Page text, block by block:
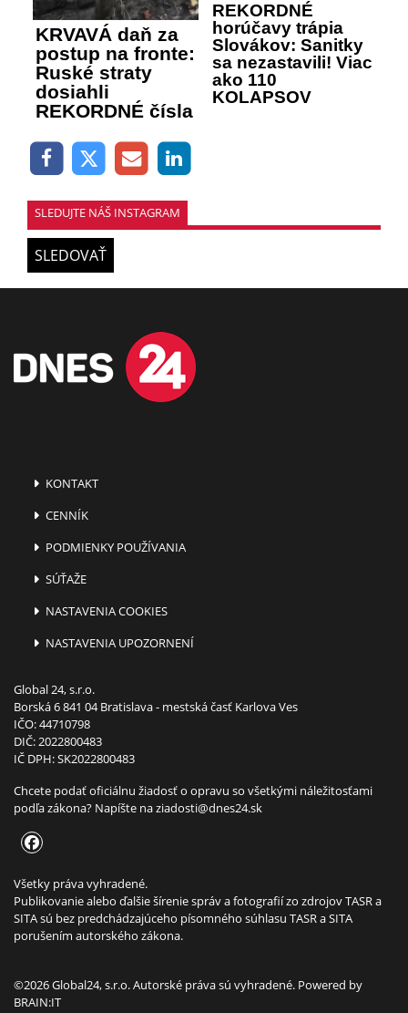
KRVAVÁ daň za
postup na fronte:
Ruské straty
dosiahli
REKORDNÉ čísla
REKORDNÉ
horúčavy trápia
Slovákov: Sanitky
sa nezastavili! Viac
ako 110
KOLAPSOV
SLEDUJTE NÁŠ INSTAGRAM
SLEDOVAŤ
KONTAKT
CENNÍK
PODMIENKY POUŽÍVANIA
SÚŤAŽE
NASTAVENIA COOKIES
NASTAVENIA UPOZORNENÍ
Global 24, s.r.o.
Borská 6 841 04 Bratislava - mestská časť Karlova Ves
IČO: 44710798
DIČ: 2022800483
IČ DPH: SK2022800483
Chcete podať oficiálnu žiadosť o opravu so všetkými náležitosťami
podľa zákona? Napíšte naziadosti@dnes24.sk
Všetky práva vyhradené.
Publikovanie alebo ďalšie šírenie správ a fotografií zo zdrojov TASR a
SITA sú bez predchádzajúceho písomného súhlasu TASR a SITA
porušením autorského zákona.
©2026 Global24, s.r.o. Autorské práva sú vyhradené. Powered by
BRAIN:IT